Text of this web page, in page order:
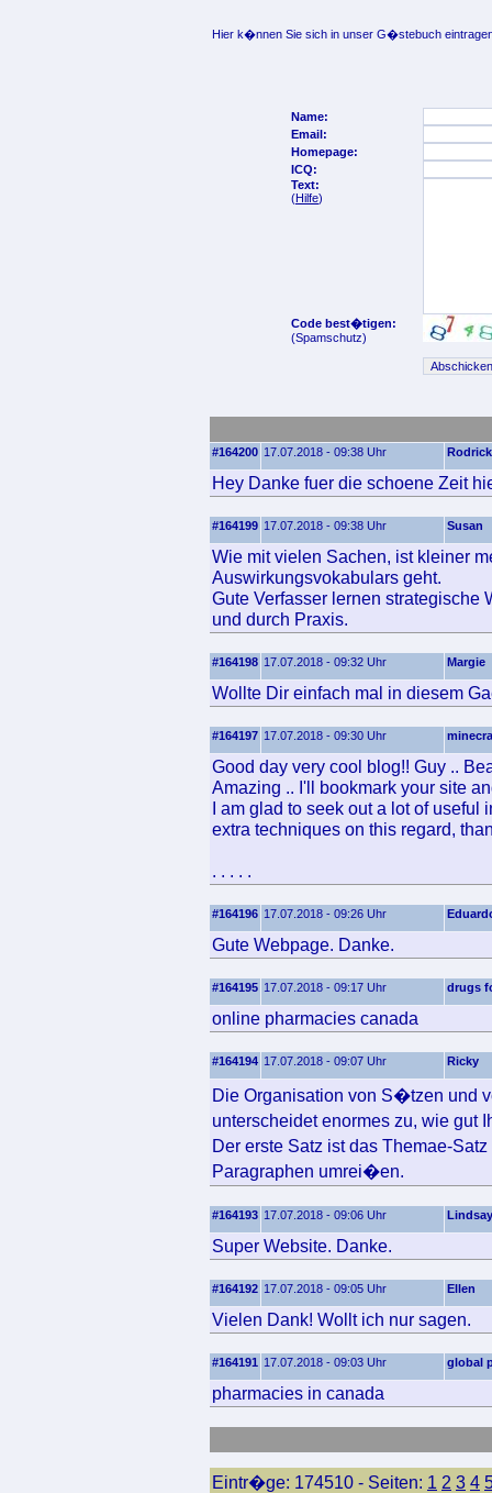
Hier k�nnen Sie sich in unser G�stebuch
Name:
Email:
Homepage:
ICQ:
Text:
(Hilfe)
Code best�tigen:
(Spamschutz)
#164200 17.07.2018 - 09:38 Uhr Rodrick
Hey Danke fuer die schoene Zeit
#164199 17.07.2018 - 09:38 Uhr Susan
Wie mit vielen Sachen, ist kleiner
Auswirkungsvokabulars geht.
Gute Verfasser lernen strategische
und durch Praxis.
#164198 17.07.2018 - 09:32 Uhr Margie
Wollte Dir einfach mal in diesem
#164197 17.07.2018 - 09:30 Uhr
Good day very cool blog!! Guy ..
Amazing .. I'll bookmark your site
I am glad to seek out a lot of useful
extra techniques on this regard,
. . . . .
#164196 17.07.2018 - 09:26 Uhr
Gute Webpage. Danke.
#164195 17.07.2018 - 09:17 Uhr drugs
online pharmacies canada
#164194 17.07.2018 - 09:07 Uhr Ricky
Die Organisation von S�tzen und
unterscheidet enormes zu, wie
Der erste Satz ist das Themae-
Paragraphen umrei�en.
#164193 17.07.2018 - 09:06 Uhr Lindsay
Super Website. Danke.
#164192 17.07.2018 - 09:05 Uhr Ellen
Vielen Dank! Wollt ich nur sagen.
#164191 17.07.2018 - 09:03 Uhr global
pharmacies in canada
Eintr�ge: 174510 - Seiten: 1 2 3 4